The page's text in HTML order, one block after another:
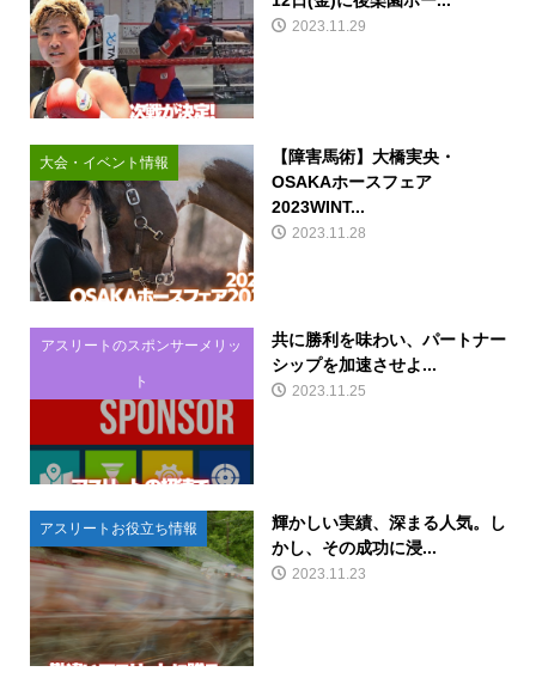
2023.11.29
大会・イベント情報
【障害馬術】大橋実央・
OSAKAホースフェア
2023WINT...
2023.11.28
アスリートのスポンサーメリッ
ト
共に勝利を味わい、パートナー
シップを加速させよ...
2023.11.25
アスリートお役立ち情報
輝かしい実績、深まる人気。し
かし、その成功に浸...
2023.11.23